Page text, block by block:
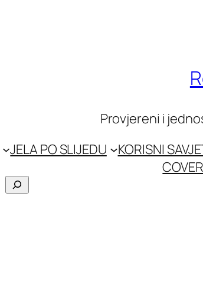
Provjereni i
JELA PO SLIJEDU KORISNI